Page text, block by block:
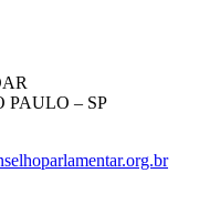
PAULO – SP